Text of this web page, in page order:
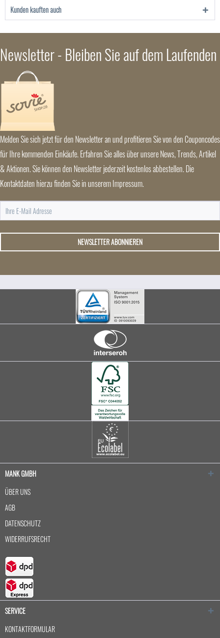
Kunden kauften auch
Newsletter - Bleiben Sie auf dem Laufenden
Melden Sie sich jetzt für den Newsletter an und profitieren Sie von den Couponcodes
für Ihre kommenden Einkäufe. Erfahren Sie alles über unsere News, Trends, Artikel
& Aktionen. Sie können den Newsletter jederzeit kostenlos abbestellen. Die
Kontaktdaten hierzu finden Sie in unserem Impressum.
NEWSLETTER ABONNIEREN
MANK GMBH
ÜBER UNS
AGB
DATENSCHUTZ
WIDERRUFSRECHT
SERVICE
KONTAKTFORMULAR